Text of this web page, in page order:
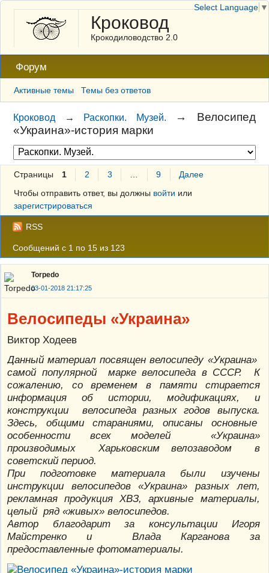
Кроковод
Крокодиловодство 2.0
Форум
Активные темы Темы без ответов
Кроковод → Раскопки. Музей. → Велосипед
«Украина»-история марки
Страницы 1 2 3 9
Далее
Чтобы отправить ответ, вы должны войти или
зарегистрироваться
RSS
Сообщений с 1 по 15 из 123
Torpedo
03-01-2018 21:17:25
Велосипеды «Украина»
Виктор Ходеев
Данный материал посвящен велосипеду «Украина»
самой популярной марке велосипеда в СССР. К
сожалению, со временем в памяти стирается
информация об истории, модификациях, и
конструкции велосипеда разных годов выпуска.
Здесь, общими стараниями, описаны основные
особенности всех моделей «Украина»
производимых Харьковским велозаводом в
советский период.
При подготовке материала были изучены
инструкции велосипедов «Украина» разных лет,
рекламная продукция ХВЗ, архивные материалы,
целый ряд «живых» велосипедов.
Автор благодарит за консультации Игоря
Майстренко и Влада Карганова за
предоставленные фотоматериалы.
Select Language ▼